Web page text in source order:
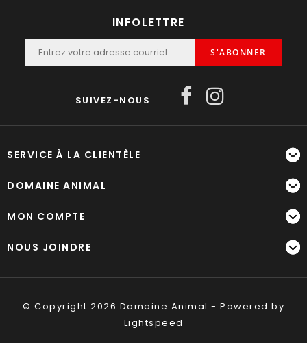
INFOLETTRE
S'ABONNER
SUIVEZ-NOUS :
SERVICE À LA CLIENTÈLE
DOMAINE ANIMAL
MON COMPTE
NOUS JOINDRE
© Copyright 2026 Domaine Animal - Powered by
Lightspeed